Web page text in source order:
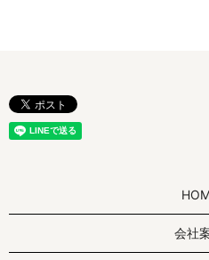
会社